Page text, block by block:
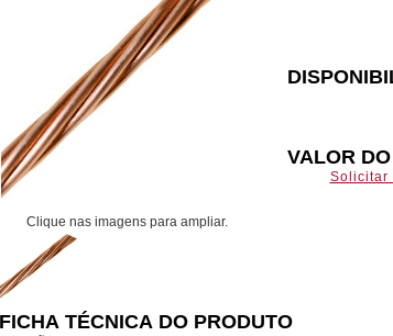
VALOR
Solicitar
Clique nas imagens para ampliar.
FICHA TÉCNICA DO PRODUTO